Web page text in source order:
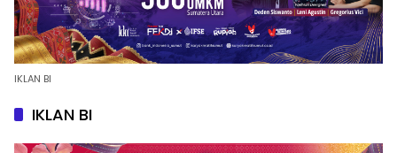
IKLAN BI
IKLAN BI